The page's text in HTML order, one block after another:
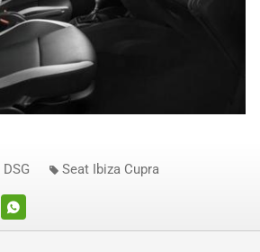
WHATSAPP
DSG Seat Ibiza Cupra